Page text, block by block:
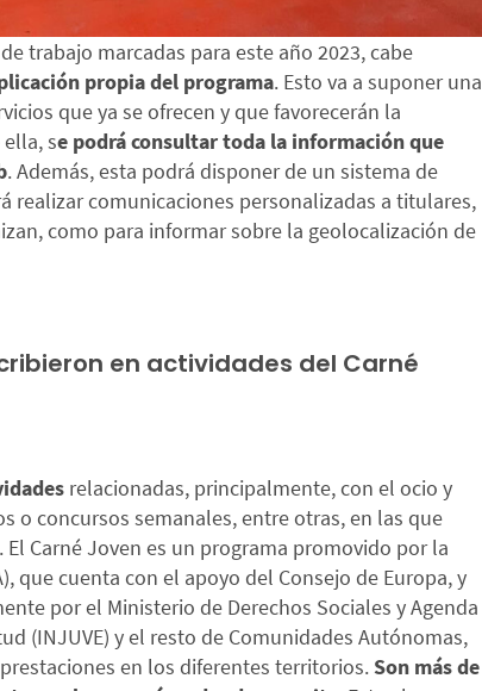
trabajo marcadas para este año 2023, cabe
propia del programa. Esto va a suponer una
que ya se ofrecen y que favorecerán la
se podrá consultar toda la información que
. Además, esta podrá disponer de un sistema de
realizar comunicaciones personalizadas a titulares,
como para informar sobre la geolocalización de
en actividades del Carné
relacionadas, principalmente, con el ocio y
o concursos semanales, entre otras, en las que
Carné Joven es un programa promovido por la
que cuenta con el apoyo del Consejo de Europa, y
por el Ministerio de Derechos Sociales y Agenda
(INJUVE) y el resto de Comunidades Autónomas,
en los diferentes territorios.Son más de